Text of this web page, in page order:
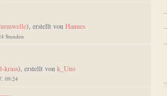
), erstellt von Hannes
Stunden
krass), erstellt von k_Uno
09:24